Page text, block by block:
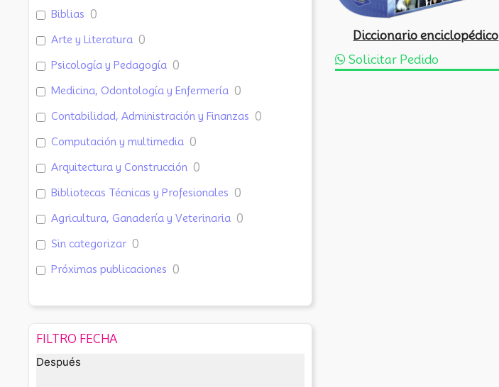
Biblias 0
Arte y Literatura 0
Psicología y Pedagogía 0
Medicina, Odontología y Enfermería 0
Contabilidad, Administración y Finanzas 0
Computación y multimedia 0
Arquitectura y Construcción 0
Bibliotecas Técnicas y Profesionales 0
Agricultura, Ganadería y Veterinaria 0
Sin categorizar 0
Próximas publicaciones 0
FILTRO FECHA
Después
Diccionario enciclopédico
Solicitar Pedido